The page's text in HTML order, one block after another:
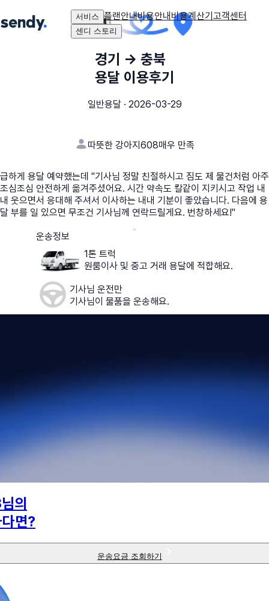
서비스 플랜안내비용안내비용계산기고객센터
센디 스토리
경기 → 충북
용달 이용후기
일반용달· 2026-03-29
따뜻한 강아지608매우 만족
급하게 용달 예약했는데 ​"기사님 정말 친절하시고 짐도 제 물건처럼 아주
조심조심 안전하게 옮겨주셨어요. 시간 약속도 칼같이 지키시고 작업 내
내 웃으면서 응대해 주셔서 이사하는 내내 기분이 좋았습니다. 다음에 용
달 부를 일 있으면 무조건 기사님께 연락드릴게요. 번창하세요!"
운송정보
1톤 트럭
원룸이사 및 중고 거래 용달에 적합해요.
기사님 운전만
기사님이 물품을 운송해요.
님의
면?
운송요금 조회하기